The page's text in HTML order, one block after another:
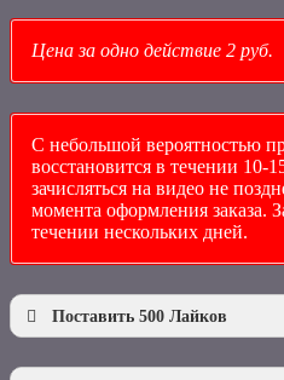
Цена за одно действие 2 руб.
С небольшой вероятностью
восстановится в течении 10-
зачисляться на видео не
момента оформления заказа.
течении нескольких дней.
Поставить 500 Лайков